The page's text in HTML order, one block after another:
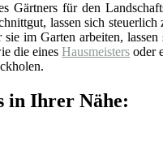
Gärtners für den
lassen sich
im Garten arbeiten,
die einesHausmeisters oder
in Ihrer Nähe: